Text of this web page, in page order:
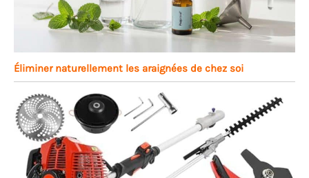
Éliminer naturellement les araignées de chez soi